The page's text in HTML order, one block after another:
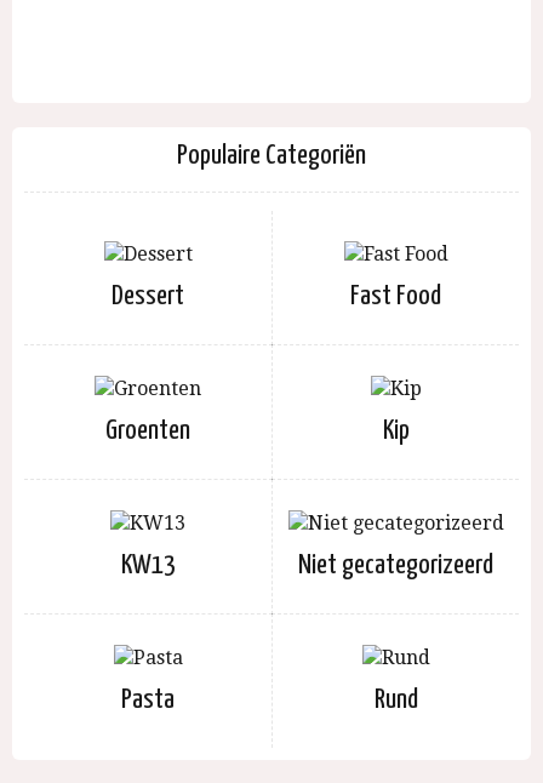
Populaire Categoriën
Dessert Fast Food
Groenten Kip
KW13 Niet gecategorizeerd
Pasta Rund